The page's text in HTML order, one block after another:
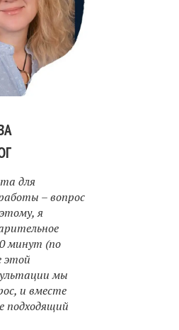
для
– вопрос
я
минут (по
этой
мы
и вместе
подходящий